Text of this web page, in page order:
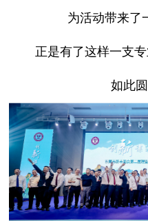
为活动带来了
正是有了这样一支
如此圆